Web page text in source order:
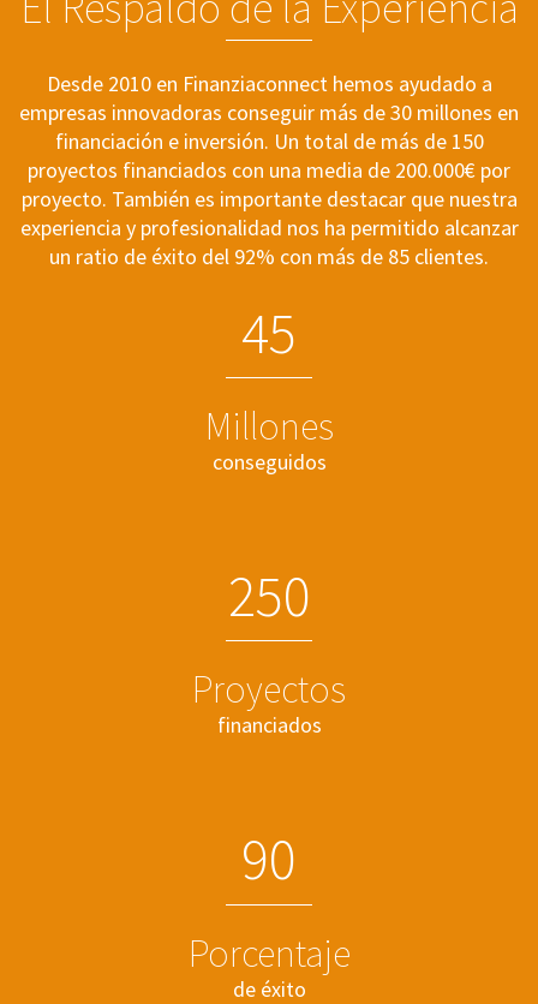
Desde 2010 en Finanziaconnect hemos ayudado a
empresas innovadoras conseguir más de 30 millones en
financiación e inversión. Un total de más de 150
proyectos financiados con una media de 200.000€ por
proyecto. También es importante destacar que nuestra
experiencia y profesionalidad nos ha permitido alcanzar
un ratio de éxito del 92% con más de 85 clientes.
45
Millones
conseguidos
250
Proyectos
financiados
90
Porcentaje
de éxito